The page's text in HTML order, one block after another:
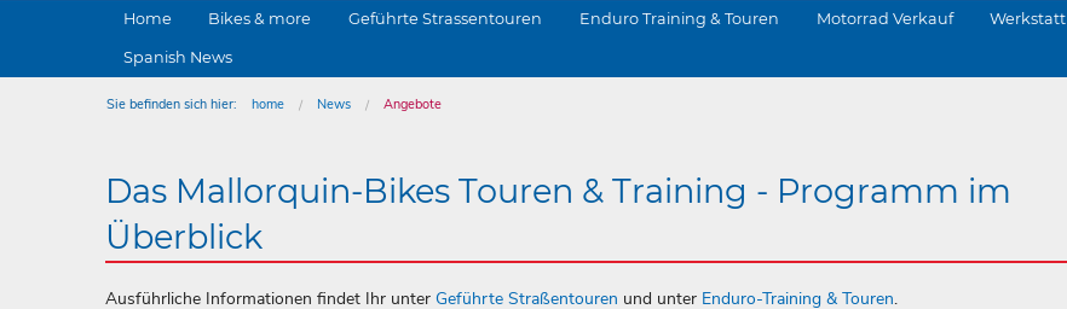
Home Bikes & more Geführte Strassentouren Enduro Training & Touren Motorrad Verkauf Werkstatt
Spanish News
Sie befinden sich hier: home News
Angebote
Das Mallorquin-Bikes Touren & Training - Programm im
Überblick
Ausführliche Informationen findet Ihr unter Geführte Straßentouren und unter Enduro-Training & Touren.